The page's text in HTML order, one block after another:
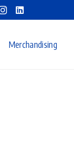
Merchandising